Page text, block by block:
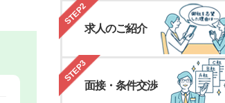
STEP2
求人のご紹介
STEP3
面接・条件交渉